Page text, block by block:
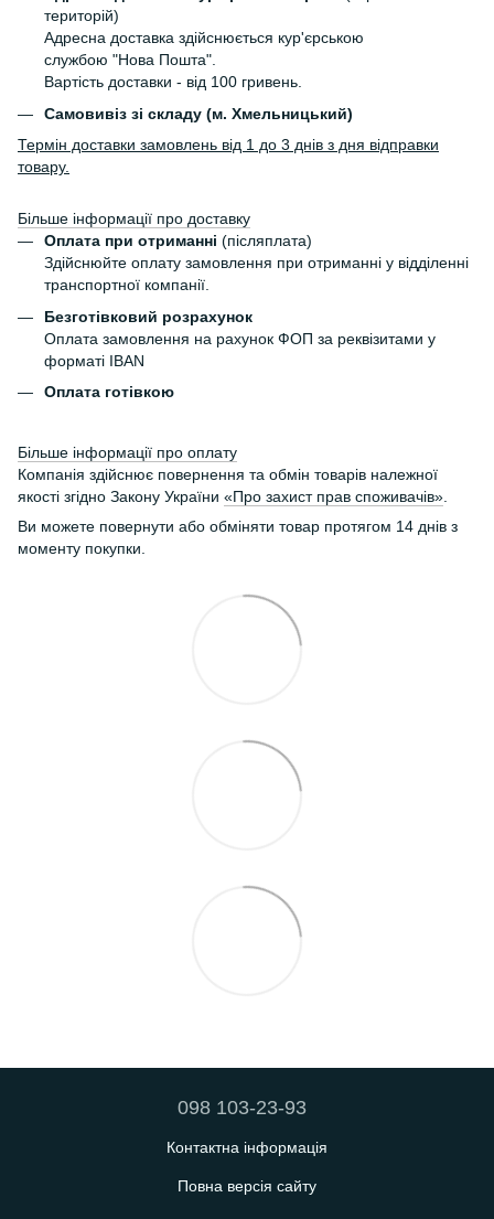
територій)
Адресна доставка здійснюється кур'єрською
службою "Нова Пошта".
Вартість доставки - від 100 гривень.
Самовивіз зі складу (м. Хмельницький)
Термін доставки замовлень від 1 до 3 днів з дня відправки
товару.
Більше інформації про доставку
Оплата при отриманні (післяплата)
Здійснюйте оплату замовлення при отриманні у відділенні
транспортної компанії.
Безготівковий розрахунок
Оплата замовлення на рахунок ФОП за реквізитами у
форматі IBAN
Оплата готівкою
Більше інформації про оплату
Компанія здійснює повернення та обмін товарів належної
якості згідно Закону України «Про захист прав споживачів».
Ви можете повернути або обміняти товар протягом 14 днів з
моменту покупки.
098 103-23-93
Контактна інформація
Повна версія сайту